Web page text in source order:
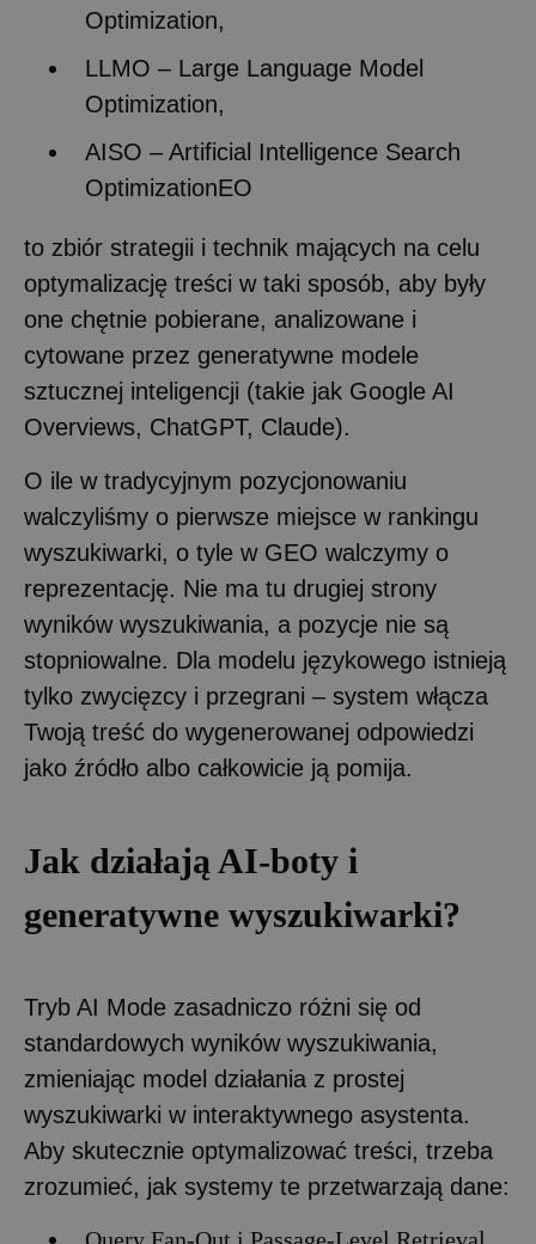
Optimization,
LLMO – Large Language Model
Optimization,
AISO – Artificial Intelligence Search
OptimizationEO
to zbiór strategii i technik mających na celu
optymalizację treści w taki sposób, aby były
one chętnie pobierane, analizowane i
cytowane przez generatywne modele
sztucznej inteligencji (takie jak Google AI
Overviews, ChatGPT, Claude).
O ile w tradycyjnym pozycjonowaniu
walczyliśmy o pierwsze miejsce w rankingu
wyszukiwarki, o tyle w GEO walczymy o
reprezentację. Nie ma tu drugiej strony
wyników wyszukiwania, a pozycje nie są
stopniowalne. Dla modelu językowego istnieją
tylko zwycięzcy i przegrani – system włącza
Twoją treść do wygenerowanej odpowiedzi
jako źródło albo całkowicie ją pomija.
Jak działają AI-boty i
generatywne wyszukiwarki?
Tryb AI Mode zasadniczo różni się od
standardowych wyników wyszukiwania,
zmieniając model działania z prostej
wyszukiwarki w interaktywnego asystenta.
Aby skutecznie optymalizować treści, trzeba
zrozumieć, jak systemy te przetwarzają dane: